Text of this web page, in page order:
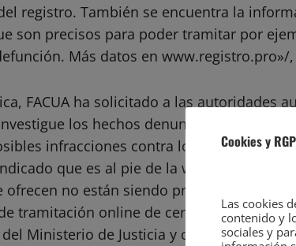
registro. También se encuentra la
son precisos para poder tramitar por
Más datos en www.registro.pro»/
FACUA ha solicitado a las autoridades
los hechos denunciados y abran
infracciones contra los derechos de
que es al pie de la web donde se
ofrecen no están siendo proporcionados
tramitación online de certificados
Ministerio de Justicia y cualquier
Cookies y
Las cookies
contenido y
sociales y